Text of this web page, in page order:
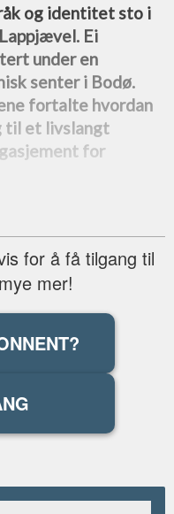
og identitet sto i
Ei
under en
senter i Bodø.
fortalte hvordan
til et livslangt
for
for å få tilgang til
mer!